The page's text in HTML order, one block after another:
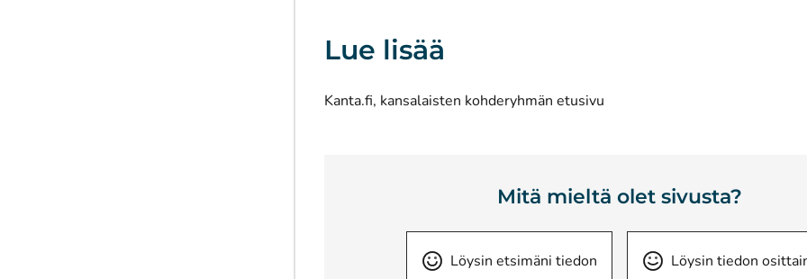
Lue lisää
Kanta.fi, kansalaisten kohderyhmän etusivu
Mitä mieltä olet sivusta?
Löysin etsimäni tiedon Löysin tiedon